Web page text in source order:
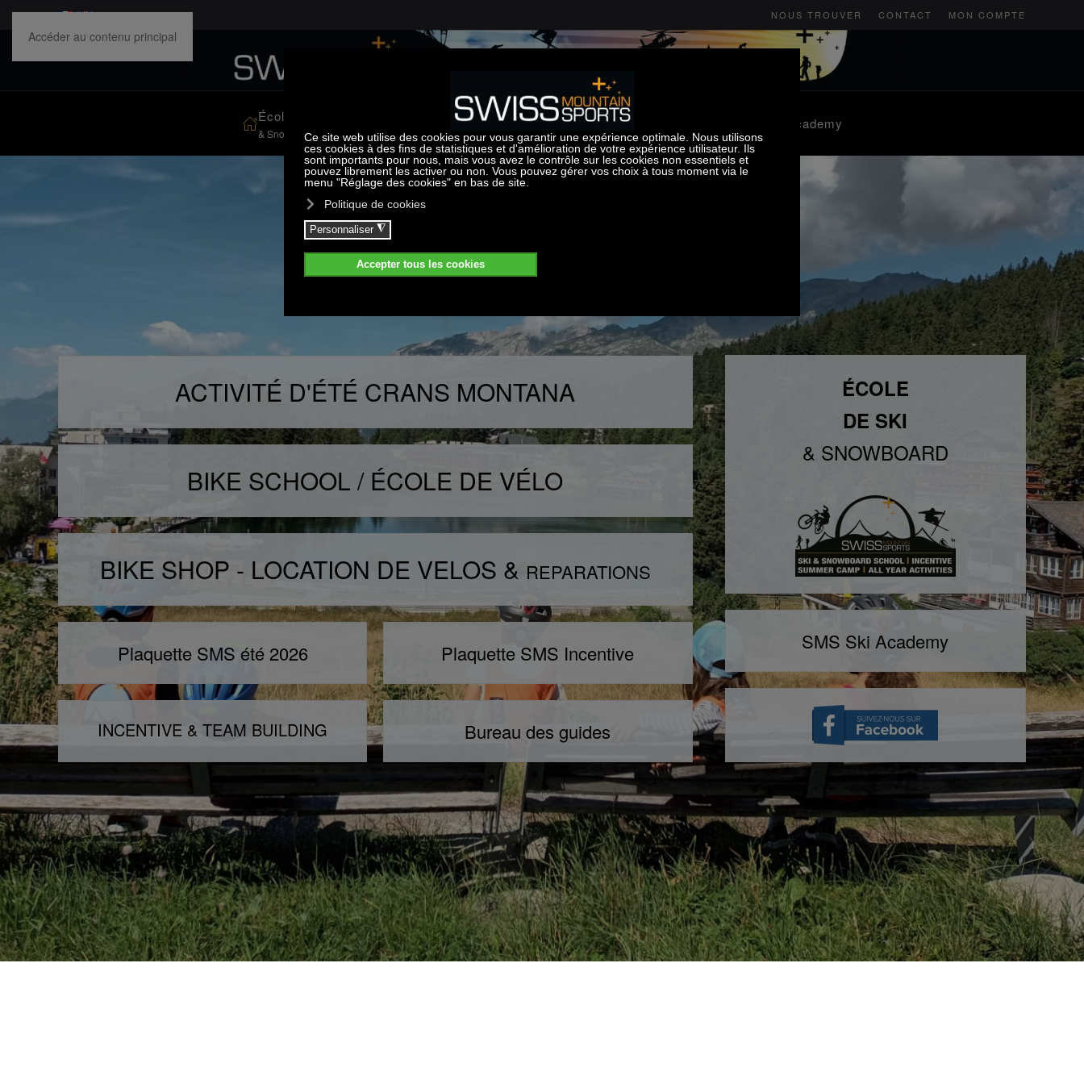
Accéder au contenu principal
NOUS TROUVER CONTACT MON COMPTE
École de ski
& Snowboard & Camps d'été
Bike School
École de vélo
Bureau des guides
Randonnées - escalade
Incentives
Team-building
SMS Ski Academy
ACTIVITÉ D'ÉTÉ CRANS MONTANA
BIKE SCHOOL / ÉCOLE DE VÉLO
BIKE SHOP - LOCATION DE VELOS & REPARATIONS
Plaquette SMS été 2026 Plaquette SMS Incentive
INCENTIVE & TEAM BUILDING Bureau des guides
ÉCOLE
DE SKI
& SNOWBOARD
SMS Ski Academy